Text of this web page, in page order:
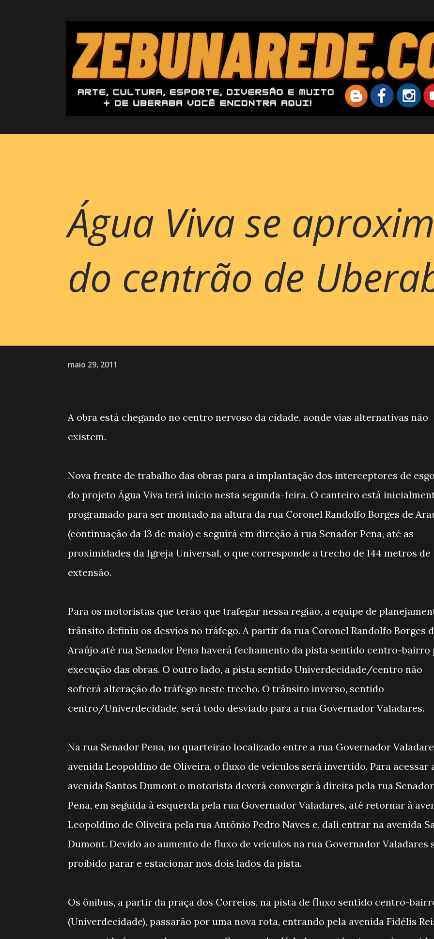
Água Viva se
do centrão de
maio 29, 2011
A obra está chegando no centro nervoso da cidade, aonde vias alternativas não
existem.
Nova frente de trabalho das obras para a implantação dos interceptores de
do projeto Água Viva terá início nesta segunda-feira. O canteiro está
programado para ser montado na altura da rua Coronel Randolfo Borges de
(continuação da 13 de maio) e seguirá em direção à rua Senador Pena, até as
proximidades da Igreja Universal, o que corresponde a trecho de 144 metros de
extensão.
Para os motoristas que terão que trafegar nessa região, a equipe de
trânsito definiu os desvios no tráfego. A partir da rua Coronel Randolfo Borges
Araújo até rua Senador Pena haverá fechamento da pista sentido centro-bairro
execução das obras. O outro lado, a pista sentido Univerdecidade/centro não
sofrerá alteração do tráfego neste trecho. O trânsito inverso, sentido
centro/Univerdecidade, será todo desviado para a rua Governador Valadares.
Na rua Senador Pena, no quarteirão localizado entre a rua Governador
avenida Leopoldino de Oliveira, o fluxo de veículos será invertido. Para acessar
avenida Santos Dumont o motorista deverá convergir à direita pela rua Senador
Pena, em seguida à esquerda pela rua Governador Valadares, até retornar à
Leopoldino de Oliveira pela rua Antônio Pedro Naves e, dali entrar na avenida
Dumont. Devido ao aumento de fluxo de veículos na rua Governador Valadares
proibido parar e estacionar nos dois lados da pista.
Os ônibus, a partir da praça dos Correios, na pista de fluxo sentido centro-
(Univerdecidade), passarão por uma nova rota, entrando pela avenida Fidélis